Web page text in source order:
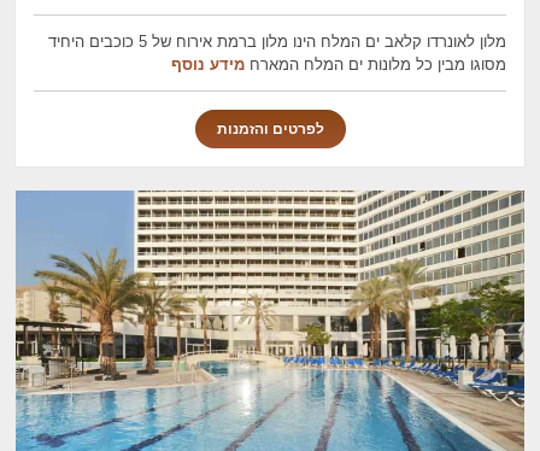
מלון לאונרדו קלאב ים המלח הינו מלון ברמת אירוח של 5 כוכבים היחיד
מסוגו מבין כל מלונות ים המלח המארחמידע נוסף
לפרטים והזמנות